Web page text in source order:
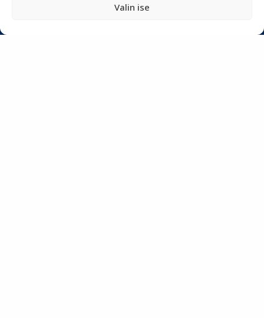
Valin ise